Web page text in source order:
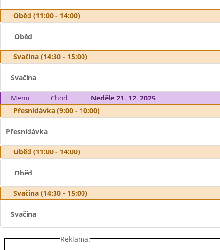
Oběd (11:00 - 14:00)
Oběd
Svačina (14:30 - 15:00)
Svačina
Menu Chod
Neděle 21. 12. 2025
Přesnídávka (9:00 - 10:00)
Přesnídávka
Oběd (11:00 - 14:00)
Oběd
Svačina (14:30 - 15:00)
Svačina
Reklama: